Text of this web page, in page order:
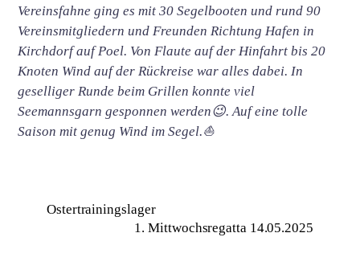
Vereinsfahne ging es mit 30 Segelbooten und rund 90
Vereinsmitgliedern und Freunden Richtung Hafen in
Kirchdorf auf Poel. Von Flaute auf der Hinfahrt bis 20
Knoten Wind auf der Rückreise war alles dabei. In
geselliger Runde beim Grillen konnte viel
Seemannsgarn gesponnen werden😉. Auf eine tolle
Saison mit genug Wind im Segel.⛵
Ostertrainingslager
1. Mittwochsregatta 14.05.2025